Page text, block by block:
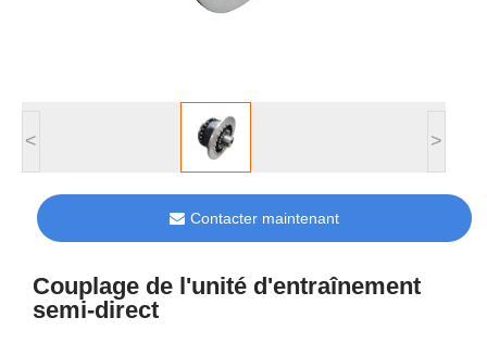
< >
Contacter maintenant
Couplage de l'unité d'entraînement
semi-direct